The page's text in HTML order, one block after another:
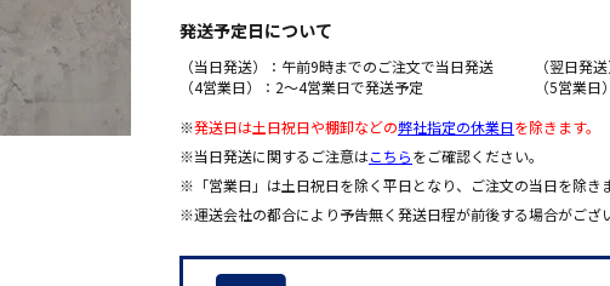
発送予定日について
（当日発送）：午前9時までのご注文で当日発送
（翌日発
（4営業日）：2～4営業日で発送予定
（5営業
※発送日は土日祝日や棚卸などの弊社指定の休業日を除きます。
※当日発送に関するご注意はこちらをご確認ください。
※「営業日」は土日祝日を除く平日となり、ご注文の当日を除きま
※運送会社の都合により予告無く発送日程が前後する場合がござい